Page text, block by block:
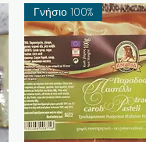
Γνήσιο 100%